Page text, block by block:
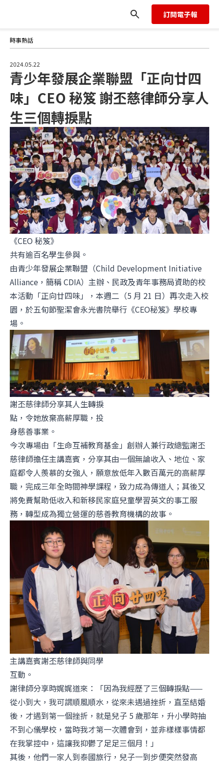
訂閱電子報
時事熱話
2024.05.22
青少年發展企業聯盟「正向廿四
味」CEO 秘笈 謝丕慈律師分享人
生三個轉捩點
《CEO 秘笈》
共有逾百名學生參與。
由青少年發展企業聯盟（Child Development Initiative
Alliance，簡稱 CDIA）主辦、民政及青年事務局資助的校
本活動「正向廿四味」，本週二（5 月 21 日）再次走入校
園，於五旬節聖潔會永光書院舉行《CEO秘笈》學校專
場。
謝丕慈律師分享其人生轉捩
點，令她放棄高薪厚職，投
身慈善事業。
今次專場由「生命互補教育基金」創辦人兼行政總監謝丕
慈律師擔任主講嘉賓，分享其由一個無論收入、地位、家
庭都令人羨慕的女強人，願意放低年入數百萬元的高薪厚
職，完成三年全時間神學課程，致力成為傳道人；其後又
將免費幫助低收入和新移民家庭兒童學習英文的事工服
務，轉型成為獨立營運的慈善教育機構的故事。
主講嘉賓謝丕慈律師與同學
互動。
謝律師分享時娓娓道來：「因為我經歷了三個轉捩點——
從小到大，我可謂順風順水，從來未遇過挫折，直至結婚
後，才遇到第一個挫折，就是兒子 5 歲那年，升小學時抽
不到心儀學校，當時我才第一次體會到，並非樣樣事情都
在我掌控中，這讓我抑鬱了足足三個月！」
其後，他們一家人到泰國旅行，兒子一到步便突然發高